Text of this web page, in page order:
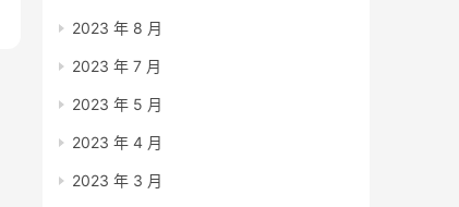
2023 年 8 月
2023 年 7 月
2023 年 5 月
2023 年 4 月
2023 年 3 月